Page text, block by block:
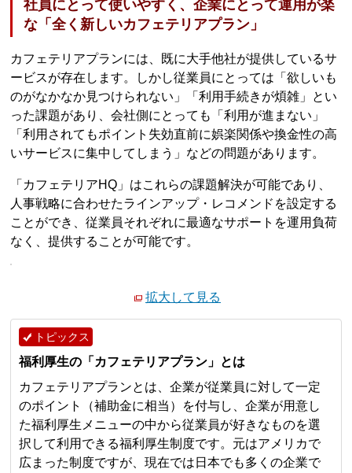
社員にとって使いやすく、企業にとって運用が楽
な「全く新しいカフェテリアプラン」
カフェテリアプランには、既に大手他社が提供しているサ
ービスが存在します。しかし従業員にとっては「欲しいも
のがなかなか見つけられない」「利用手続きが煩雑」とい
った課題があり、会社側にとっても「利用が進まない」
「利用されてもポイント失効直前に娯楽関係や換金性の高
いサービスに集中してしまう」などの問題があります。
「カフェテリアHQ」はこれらの課題解決が可能であり、
人事戦略に合わせたラインアップ・レコメンドを設定する
ことができ、従業員それぞれに最適なサポートを運用負荷
なく、提供することが可能です。
拡大して見る
トピックス
福利厚生の「カフェテリアプラン」とは
カフェテリアプランとは、企業が従業員に対して一定
のポイント（補助金に相当）を付与し、企業が用意し
た福利厚生メニューの中から従業員が好きなものを選
択して利用できる福利厚生制度です。元はアメリカで
広まった制度ですが、現在では日本でも多くの企業で